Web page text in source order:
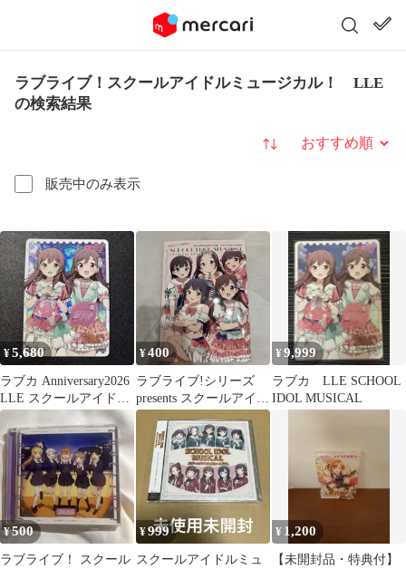
ラブライブ！スクールアイドルミュージカル！ LLE
の検索結果
販売中のみ表示
並び替え
¥5,680
ラブカ Anniversary2026
LLE スクールアイドル
ミュージカル
¥400
ラブライブ!シリーズ
presents スクールアイド
ルミュージカル オフィ
シャ…
¥9,999
ラブカ LLE SCHOOL
IDOL MUSICAL
¥500
ラブライブ！ スクール
¥999
スクールアイドルミュ
¥ 1,200
【未開封品・特典付】